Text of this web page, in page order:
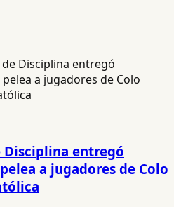
Disciplina entregó
a jugadores de Colo